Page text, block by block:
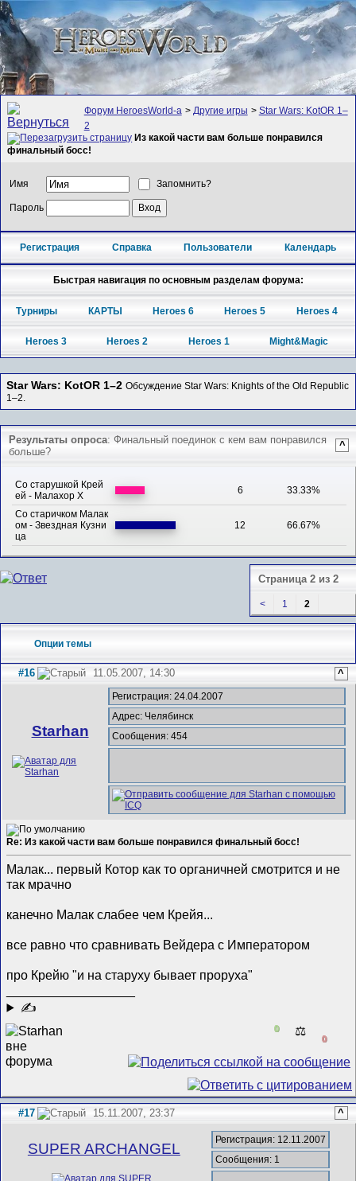
Форум HeroesWorld-а > Другие игры > Star Wars: KotOR 1–
2
Из какой части вам больше понравился
финальный босс!
Имя Запомнить?
Пароль
Регистрация Справка Пользователи Календарь
Быстрая навигация по основным разделам форума:
Турниры КАРТЫ Heroes 6 Heroes 5 Heroes 4
Heroes 3 Heroes 2 Heroes 1 Might&Magic
Star Wars: KotOR 1–2 Обсуждение Star Wars: Knights of the Old Republic
1–2.
Результаты опроса: Финальный поединок с кем вам понравился
больше?
^
Со старушкой Крей
ей - Малахор Х
6 33.33%
Со старичком Малак
ом - Звездная Кузни
ца
12 66.67%
Страница 2 из 2
< 1 2
Опции темы
#16 11.05.2007, 14:30 ^
Starhan
Регистрация: 24.04.2007
Адрес: Челябинск
Сообщения: 454
Re: Из какой части вам больше понравился финальный босс!
Малак... первый Котор как то органичней смотрится и не
так мрачно
канечно Малак слабее чем Крейя...
все равно что сравнивать Вейдера с Императором
про Крейю "и на старуху бывает проруха"
✍
0 ⚖️
0
#17 15.11.2007, 23:37 ^
SUPER ARCHANGEL
Регистрация: 12.11.2007
Сообщения: 1